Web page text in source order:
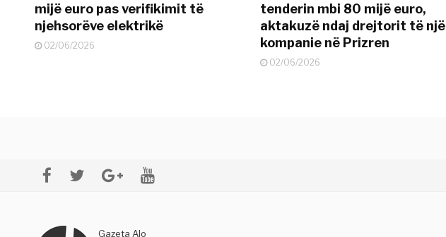
mijë euro pas verifikimit të
njehsorëve elektrikë
02/06/2026
tenderin mbi 80 mijë euro,
aktakuzë ndaj drejtorit të një
kompanie në Prizren
02/06/2026
Gazeta Alo